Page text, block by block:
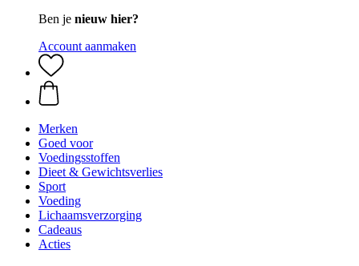
Ben je nieuw hier?
Account aanmaken
Merken
Goed voor
Voedingsstoffen
Dieet & Gewichtsverlies
Sport
Voeding
Lichaamsverzorging
Cadeaus
Acties